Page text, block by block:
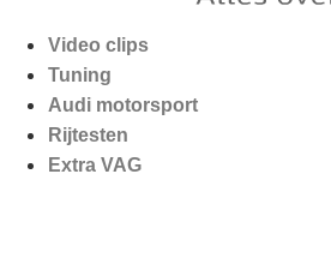
Video clips
Tuning
Audi motorsport
Rijtesten
Extra VAG